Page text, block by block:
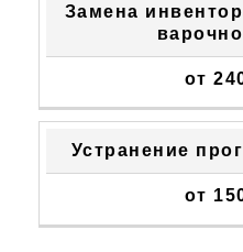
Замена
от
Устранение
от